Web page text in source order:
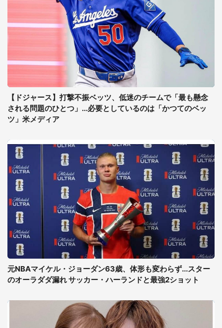
【ドジャース】打撃不振ベッツ、低迷のチームで「最も懸念
される問題のひとつ」...必要としているのは「かつてのベッ
ツ」米メディア
元NBAマイケル・ジョーダン63歳、体形も変わらず...スター
のオーラダダ漏れ サッカー・ハーランドと最強2ショット